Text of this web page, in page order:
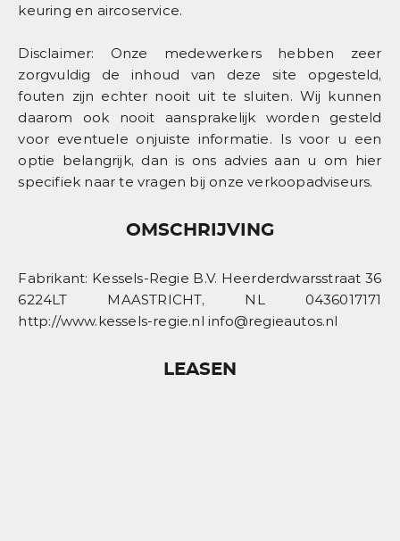
keuring en aircoservice.
Disclaimer: Onze medewerkers hebben zeer
zorgvuldig de inhoud van deze site opgesteld,
fouten zijn echter nooit uit te sluiten. Wij kunnen
daarom ook nooit aansprakelijk worden gesteld
voor eventuele onjuiste informatie. Is voor u een
optie belangrijk, dan is ons advies aan u om hier
specifiek naar te vragen bij onze verkoopadviseurs.
OMSCHRIJVING
Fabrikant: Kessels-Regie B.V. Heerderdwarsstraat 36
6224LT MAASTRICHT, NL 0436017171
http://www.kessels-regie.nl info@regieautos.nl
LEASEN